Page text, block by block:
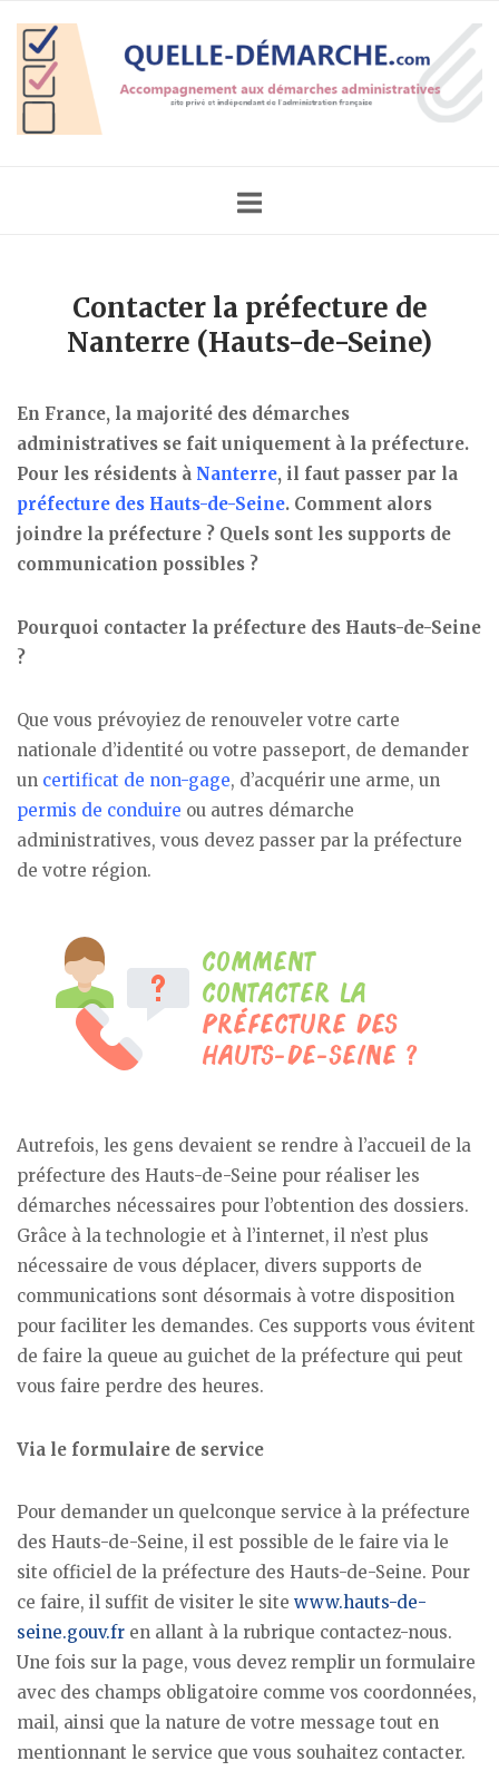
content
Home
Contacter la préfecture de
Nanterre (Hauts-de-Seine)
En France, la majorité des démarches
administratives se fait uniquement à la préfecture.
Pour les résidents à Nanterre, il faut passer par la
préfecture des Hauts-de-Seine. Comment alors
joindre la préfecture ? Quels sont les supports de
communication possibles ?
Pourquoi contacter la préfecture des Hauts-de-Seine
?
Que vous prévoyiez de renouveler votre carte
nationale d’identité ou votre passeport, de demander
un certificat de non-gage, d’acquérir une arme, un
permis de conduire ou autres démarche
administratives, vous devez passer par la préfecture
de votre région.
Autrefois, les gens devaient se rendre à l’accueil de la
préfecture des Hauts-de-Seine pour réaliser les
démarches nécessaires pour l’obtention des dossiers.
Grâce à la technologie et à l’internet, il n’est plus
nécessaire de vous déplacer, divers supports de
communications sont désormais à votre disposition
pour faciliter les demandes. Ces supports vous évitent
de faire la queue au guichet de la préfecture qui peut
vous faire perdre des heures.
Via le formulaire de service
Pour demander un quelconque service à la préfecture
des Hauts-de-Seine, il est possible de le faire via le
site officiel de la préfecture des Hauts-de-Seine. Pour
ce faire, il suffit de visiter le site www.hauts-de-
seine.gouv.fr en allant à la rubrique contactez-nous.
Une fois sur la page, vous devez remplir un formulaire
avec des champs obligatoire comme vos coordonnées,
mail, ainsi que la nature de votre message tout en
mentionnant le service que vous souhaitez contacter.